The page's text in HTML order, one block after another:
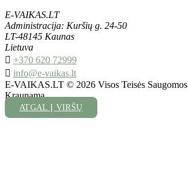
E-VAIKAS.LT
Administracija: Kuršių g. 24-50
LT-48145 Kaunas
Lietuva
 +370 620 72999
 info@e-vaikas.lt
E-VAIKAS.LT © 2026 Visos Teisės Saugomos
Kraunama...
ATGAL Į VIRŠŲ